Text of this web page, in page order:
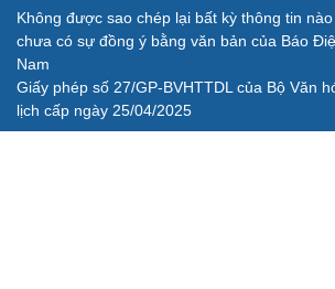
Không được sao chép lại bất kỳ thông tin
chưa có sự đồng ý bằng văn bản của Báo
Nam
Giấy phép số 27/GP-BVHTTDL của Bộ Văn
lịch cấp ngày 25/04/2025